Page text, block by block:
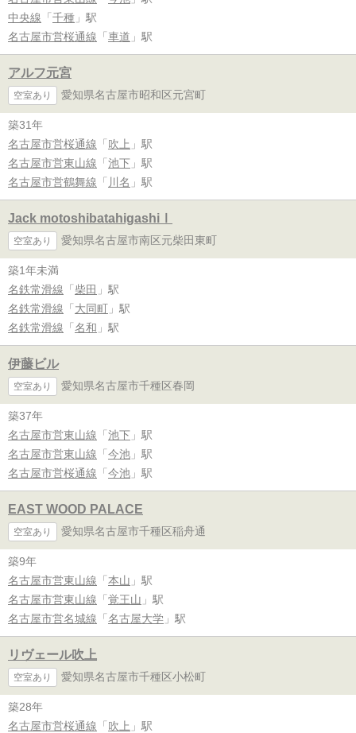
中央線 「 千種 」駅
名古屋市営桜通線 「 車道 」駅
アルフ元宮
空室あり 愛知県名古屋市昭和区元宮町
築31年
名古屋市営桜通線 「 吹上 」駅
名古屋市営東山線 「 池下 」駅
名古屋市営鶴舞線 「 川名 」駅
Jack motoshibatahigashiⅠ
空室あり 愛知県名古屋市南区元柴田東町
築1年未満
名鉄常滑線 「 柴田 」駅
名鉄常滑線 「 大同町 」駅
名鉄常滑線 「 名和 」駅
伊藤ビル
空室あり 愛知県名古屋市千種区春岡
築37年
名古屋市営東山線 「 池下 」駅
名古屋市営東山線 「 今池 」駅
名古屋市営桜通線 「 今池 」駅
EAST WOOD PALACE
空室あり 愛知県名古屋市千種区稲舟通
築9年
名古屋市営東山線 「 本山 」駅
名古屋市営東山線 「 覚王山 」駅
名古屋市営名城線 「 名古屋大学 」駅
リヴェール吹上
空室あり 愛知県名古屋市千種区小松町
築28年
名古屋市営桜通線 「 吹上 」駅